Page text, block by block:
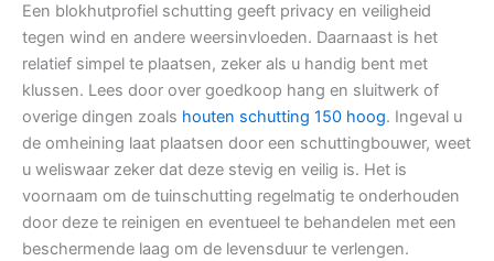
Een blokhutprofiel schutting geeft privacy en veiligheid
tegen wind en andere weersinvloeden. Daarnaast is het
relatief simpel te plaatsen, zeker als u handig bent met
klussen. Lees door over goedkoop hang en sluitwerk of
overige dingen zoals houten schutting 150 hoog. Ingeval u
de omheining laat plaatsen door een schuttingbouwer, weet
u weliswaar zeker dat deze stevig en veilig is. Het is
voornaam om de tuinschutting regelmatig te onderhouden
door deze te reinigen en eventueel te behandelen met een
beschermende laag om de levensduur te verlengen.